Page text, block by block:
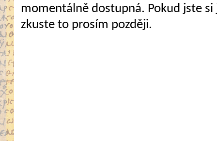
momentálně dostupná. Pokud jste
zkuste to prosím později.